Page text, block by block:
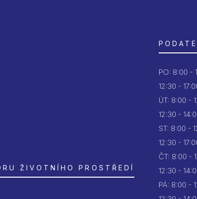
ŽIVOTNÍHO PROSTŘEDÍ
PO: 8:00 -
12:30 -
ÚT: 8:00 -
12:30 -
ST: 8:00 -
12:30 -
ČT: 8:00 -
12:30 -
PÁ: 8:00 -